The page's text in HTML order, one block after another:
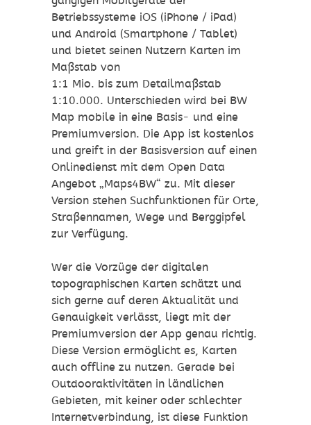
Betriebssysteme iOS (iPhone / iPad)
und Android (Smartphone / Tablet)
und bietet seinen Nutzern Karten im
Maßstab von
1:1 Mio. bis zum Detailmaßstab
1:10.000. Unterschieden wird bei BW
Map mobile in eine Basis- und eine
Premiumversion. Die App ist kostenlos
und greift in der Basisversion auf einen
Onlinedienst mit dem Open Data
Angebot „Maps4BW“ zu. Mit dieser
Version stehen Suchfunktionen für Orte,
Straßennamen, Wege und Berggipfel
zur Verfügung.
Wer die Vorzüge der digitalen
topographischen Karten schätzt und
sich gerne auf deren Aktualität und
Genauigkeit verlässt, liegt mit der
Premiumversion der App genau richtig.
Diese Version ermöglicht es, Karten
auch offline zu nutzen. Gerade bei
Outdooraktivitäten in ländlichen
Gebieten, mit keiner oder schlechter
Internetverbindung, ist diese Funktion